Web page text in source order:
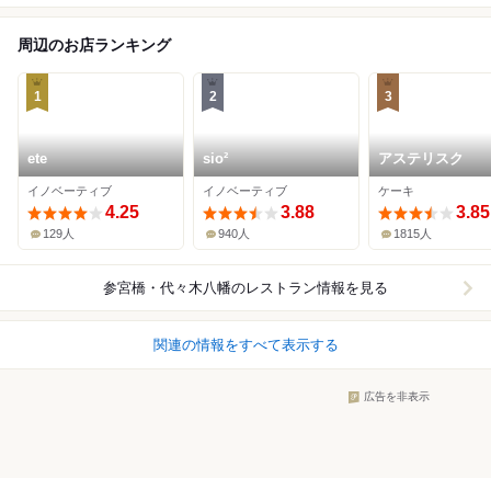
周辺のお店ランキング
1
ete
イノベーティブ
4.25
129人
2
sio²
イノベーティブ
3.88
940人
3
アステリスク
ケーキ
3.85
1815人
参宮橋・代々木八幡のレストラン情報を見る
関連の情報をすべて表示する
広告を非表示